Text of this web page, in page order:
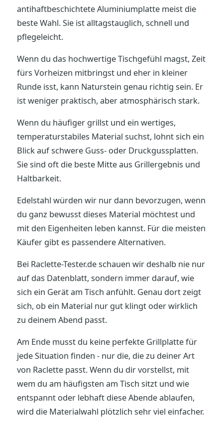
antihaftbeschichtete Aluminiumplatte meist die
beste Wahl. Sie ist alltagstauglich, schnell und
pflegeleicht.
Wenn du das hochwertige Tischgefühl magst, Zeit
fürs Vorheizen mitbringst und eher in kleiner
Runde isst, kann Naturstein genau richtig sein. Er
ist weniger praktisch, aber atmosphärisch stark.
Wenn du häufiger grillst und ein wertiges,
temperaturstabiles Material suchst, lohnt sich ein
Blick auf schwere Guss- oder Druckgussplatten.
Sie sind oft die beste Mitte aus Grillergebnis und
Haltbarkeit.
Edelstahl würden wir nur dann bevorzugen, wenn
du ganz bewusst dieses Material möchtest und
mit den Eigenheiten leben kannst. Für die meisten
Käufer gibt es passendere Alternativen.
Bei Raclette-Tester.de schauen wir deshalb nie nur
auf das Datenblatt, sondern immer darauf, wie
sich ein Gerät am Tisch anfühlt. Genau dort zeigt
sich, ob ein Material nur gut klingt oder wirklich
zu deinem Abend passt.
Am Ende musst du keine perfekte Grillplatte für
jede Situation finden - nur die, die zu deiner Art
von Raclette passt. Wenn du dir vorstellst, mit
wem du am häufigsten am Tisch sitzt und wie
entspannt oder lebhaft diese Abende ablaufen,
wird die Materialwahl plötzlich sehr viel einfacher.